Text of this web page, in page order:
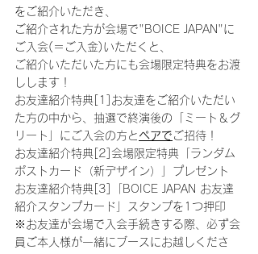
をご紹介いただき、
ご紹介された方が会場で"BOICE JAPAN"に
ご入会(＝ご入金)いただくと、
ご紹介いただいた方にも会場限定特典をお渡
しします！
お友達紹介特典[1]お友達をご紹介いただい
た方の中から、抽選で終演後の「ミート＆グ
リート」にご入会の方と ペアで ご招待！
お友達紹介特典[2]会場限定特典「ランダム
ポストカード（新デザイン）」プレゼント
お友達紹介特典[3]「BOICE JAPAN お友達
紹介スタンプカード」スタンプを1つ押印
※お友達が会場で入会手続きする際、必ず会
員ご本人様が一緒にブースにお越しくださ